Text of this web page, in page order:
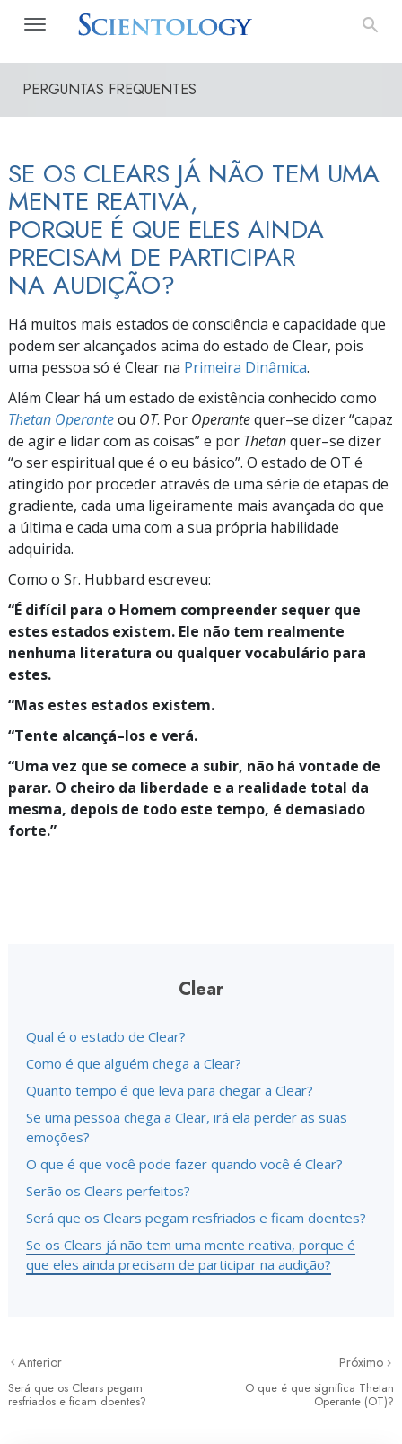
PERGUNTAS FREQUENTES
SE OS CLEARS JÁ NÃO TEM UMA
MENTE REATIVA,
PORQUE É QUE ELES AINDA
PRECISAM DE PARTICIPAR
NA AUDIÇÃO?
Há muitos mais estados de consciência e capacidade que
podem ser alcançados acima do estado de Clear, pois
uma pessoa só é Clear na Primeira Dinâmica.
Além Clear há um estado de existência conhecido como
Thetan Operanteou OT. Por Operantequer–se dizer“capaz
de agir e lidar com as coisas”e por Thetanquer–se dizer
“o ser espiritual que é o eu básico”. O estado de OT é
atingido por proceder através de uma série de etapas de
gradiente, cada uma ligeiramente mais avançada do que
a última e cada uma com a sua própria habilidade
adquirida.
Como o Sr. Hubbard escreveu:
“É difícil para o Homem compreender sequer que
estes estados existem. Ele não tem realmente
nenhuma literatura ou qualquer vocabulário para
estes.
“Mas estes estados existem.
“Tente alcançá–los e verá.
“Uma vez que se comece a subir, não há vontade de
parar. O cheiro da liberdade e a realidade total da
mesma, depois de todo este tempo, é demasiado
forte.”
Clear
Qual é o estado de Clear?
Como é que alguém chega a Clear?
Quanto tempo é que leva para chegar a Clear?
Se uma pessoa chega a Clear, irá ela perder as suas
emoções?
O que é que você pode fazer quando você é Clear?
Serão os Clears perfeitos?
Será que os Clears pegam resfriados e ficam doentes?
Se os Clears já não tem uma mente reativa, porque é
que eles ainda precisam de participar na audição?
Anterior
Será que os Clears pegam
resfriados e ficam doentes?
Próximo
O que é que significa Thetan
Operante (OT)?